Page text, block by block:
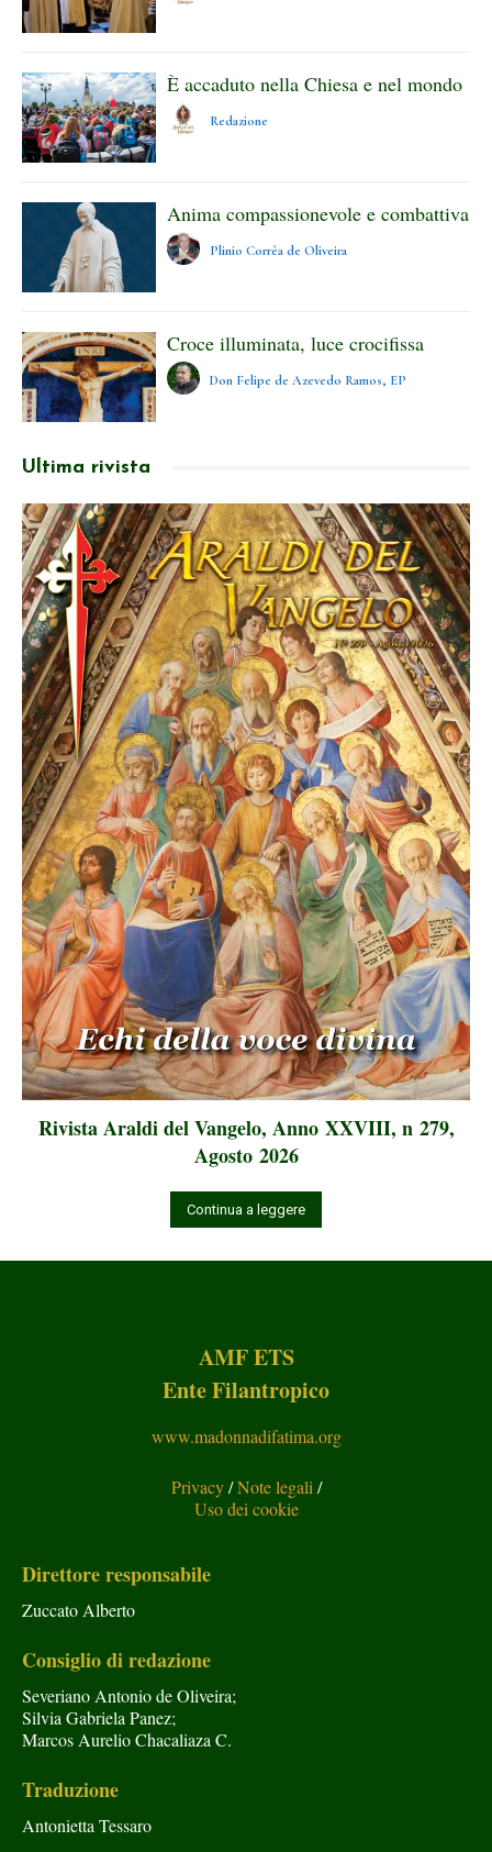
È accaduto nella Chiesa e nel mondo
Redazione
Anima compassionevole e combattiva
Plinio Corrêa de Oliveira
Croce illuminata, luce crocifissa
Don Felipe de Azevedo Ramos, EP
Ultima rivista
Rivista Araldi del Vangelo, Anno XXVIII, n 279,
Agosto 2026
Continua a leggere
AMF ETS
Ente Filantropico
www.madonnadifatima.org
Privacy/Note legali /
Uso dei cookie
Direttore responsabile
Zuccato Alberto
Consiglio di redazione
Severiano Antonio de Oliveira;
Silvia Gabriela Panez;
Marcos Aurelio Chacaliaza C.
Traduzione
Antonietta Tessaro